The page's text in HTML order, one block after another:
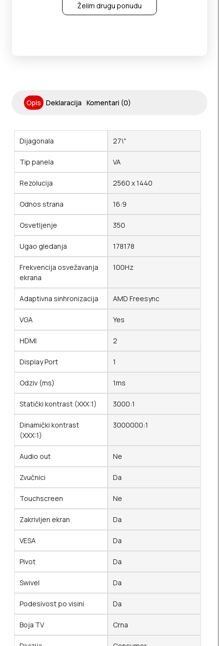
Želim drugu ponudu
Opis Deklaracija Komentari (0)
Dijagonala 27\"
Tip panela VA
Rezolucija 2560 x 1440
Odnos strana 16:9
Osvetljenje 350
Ugao gledanja 178178
Frekvencija osvežavanja
ekrana
100Hz
Adaptivna sinhronizacija AMD Freesync
VGA Yes
HDMI 2
Display Port 1
Odziv (ms) 1ms
Statički kontrast (XXX:1) 3000:1
Dinamički kontrast
(XXX:1)
3000000:1
Audio out Ne
Zvučnici Da
Touchscreen Ne
Zakrivljen ekran Da
VESA Da
Pivot Da
Swivel Da
Podesivost po visini Da
Boja TV Crna